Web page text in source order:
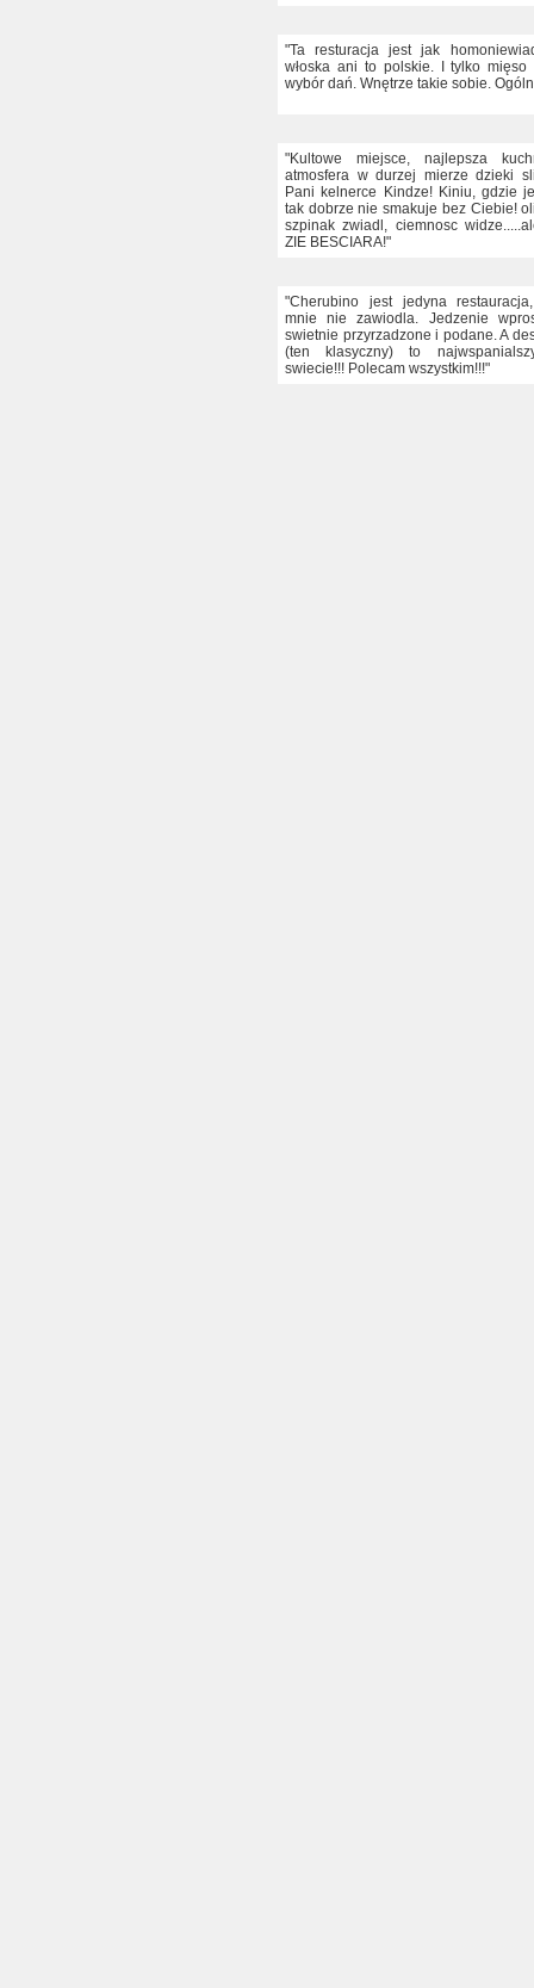
"Ta resturacja jest jak
włoska ani to polskie. I tylko mięso
wybór dań. Wnętrze takie sobie.
"Kultowe miejsce, najlepsza
atmosfera w durzej mierze dzieki
Pani kelnerce Kindze! Kiniu, gdzie
tak dobrze nie smakuje bez Ciebie!
szpinak zwiadl, ciemnosc
ZIE BESCIARA!"
"Cherubino jest jedyna
mnie nie zawiodla. Jedzenie
swietnie przyrzadzone i podane. A
(ten klasyczny) to
swiecie!!! Polecam wszystkim!!!"